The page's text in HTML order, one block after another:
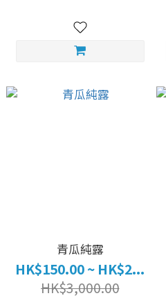
青瓜純露
HK$150.00 ~ HK$2...
HK$3,000.00